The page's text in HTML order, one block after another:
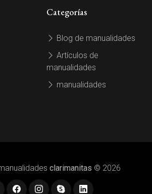
Categorías
Blog de manualidades
Artículos de
manualidades
manualidades
clarimanitas © 2026